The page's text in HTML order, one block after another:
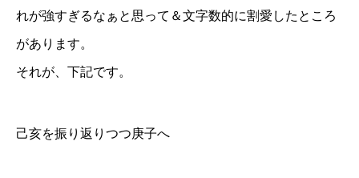
れが強すぎるなぁと思って＆文字数的に割愛したところ
があります。
それが、下記です。
己亥を振り返りつつ庚子へ